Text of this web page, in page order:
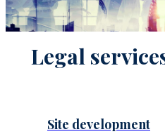
Legal
Site development